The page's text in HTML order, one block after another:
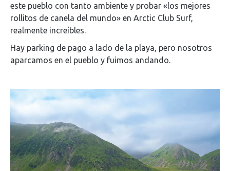
este pueblo con tanto ambiente y probar «los mejores
rollitos de canela del mundo» en Arctic Club Surf,
realmente increíbles.
Hay parking de pago a lado de la playa, pero nosotros
aparcamos en el pueblo y fuimos andando.